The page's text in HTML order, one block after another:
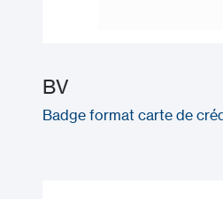
BV
Badge format carte de